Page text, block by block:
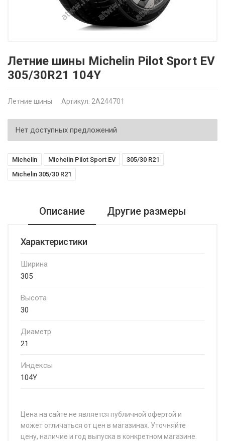
Летние шины Michelin Pilot Sport EV
305/30R21 104Y
Летние шины Артикул: 2A244701
Нет доступных предложений
Michelin Michelin Pilot Sport EV
305/30 R21
Michelin 305/30 R21
Описание Другие размеры
Характеристики
Ширина
305
Высота
30
Диаметр
21
Индексы
104Y
Цена на сайте не является публичной офертой и
может отличаться от цен в магазинах. Уточняйте
цену, наличие и год выпуска в конкретном магазине.